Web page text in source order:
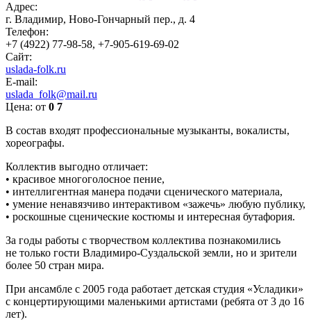
Адрес:
г. Владимир, Ново-Гончарный пер., д. 4
Телефон:
+7 (4922) 77-98-58, +7-905-619-69-02
Сайт:
uslada-folk.ru
E-mail:
uslada_folk@mail.ru
Цена: от 0 7
В состав входят профессиональные музыканты, вокалисты,
хореографы.
Коллектив выгодно отличает:
• красивое многоголосное пение,
• интеллигентная манера подачи сценического материала,
• умение ненавязчиво интерактивом «зажечь» любую публику,
• роскошные сценические костюмы и интересная бутафория.
За годы работы с творчеством коллектива познакомились
не только гости Владимиро-Суздальской земли, но и зрители
более 50 стран мира.
При ансамбле с 2005 года работает детская студия «Усладики»
с концертирующими маленькими артистами (ребята от 3 до 16
лет).